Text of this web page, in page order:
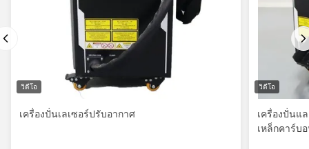
วิดีโอ
เครื่องปั่นเลเซอร์ปรับอากาศ
วิดีโอ
เครื่องปั่นแ
เหล็กคาร์บ